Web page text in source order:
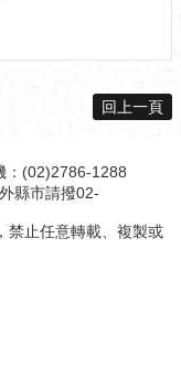
回上一頁
：(02)2786-1288
縣市請撥02-
禁止任意轉載、複製或